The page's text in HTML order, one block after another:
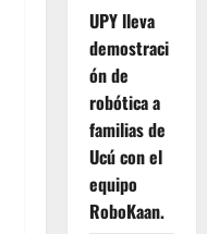
UPY lleva
demostraci
ón de
robótica a
familias de
Ucú con el
equipo
RoboKaan.